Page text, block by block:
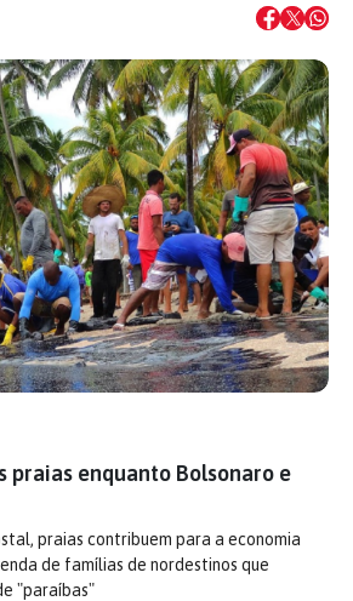
praias enquanto Bolsonaro e
praias contribuem para a economia
de famílias de nordestinos que
"paraíbas"